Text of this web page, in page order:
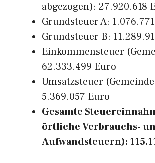
abgezogen): 27.920.618
Grundsteuer A:
Grundsteuer B:
Einkommensteuer
62.333.499 Euro
Umsatzsteuer
5.369.057 Euro
Gesamte
örtliche Verbrauchs-
Aufwandsteuern):